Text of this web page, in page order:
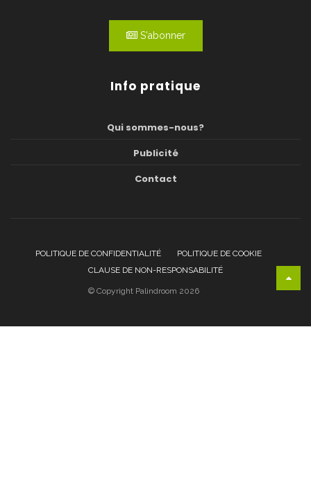
S'abonner
Info pratique
Qui sommes-nous?
Publicité
Contact
POLITIQUE DE CONFIDENTIALITÉ
POLITIQUE DE COOKIE
CLAUSE DE NON-RESPONSABILITÉ
© Copyright Palindroom 2026